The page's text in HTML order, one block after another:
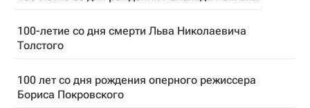
100-летие со дня смерти Льва Николаевича
Толстого
100 лет со дня рождения оперного режиссера
Бориса Покровского